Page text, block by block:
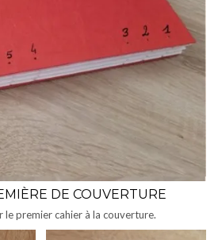
DE COUVERTURE
le premier cahier à la couverture.